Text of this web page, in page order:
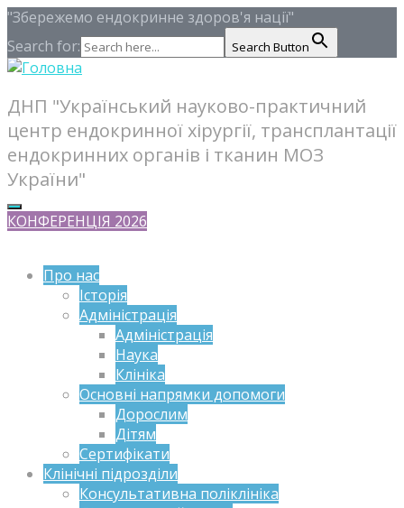
"Збережемо ендокринне здоров'я нації"
Search for:
Search Button
ДНП "Український науково-практичний
центр ендокринної хірургії, трансплантації
ендокринних органів і тканин МОЗ
України"
КОНФЕРЕНЦІЯ 2026
Про нас
Історія
Адміністрація
Адміністрація
Наука
Клініка
Основні напрямки допомоги
Дорослим
Дітям
Сертифікати
Клінічні підрозділи
Консультативна поліклініка